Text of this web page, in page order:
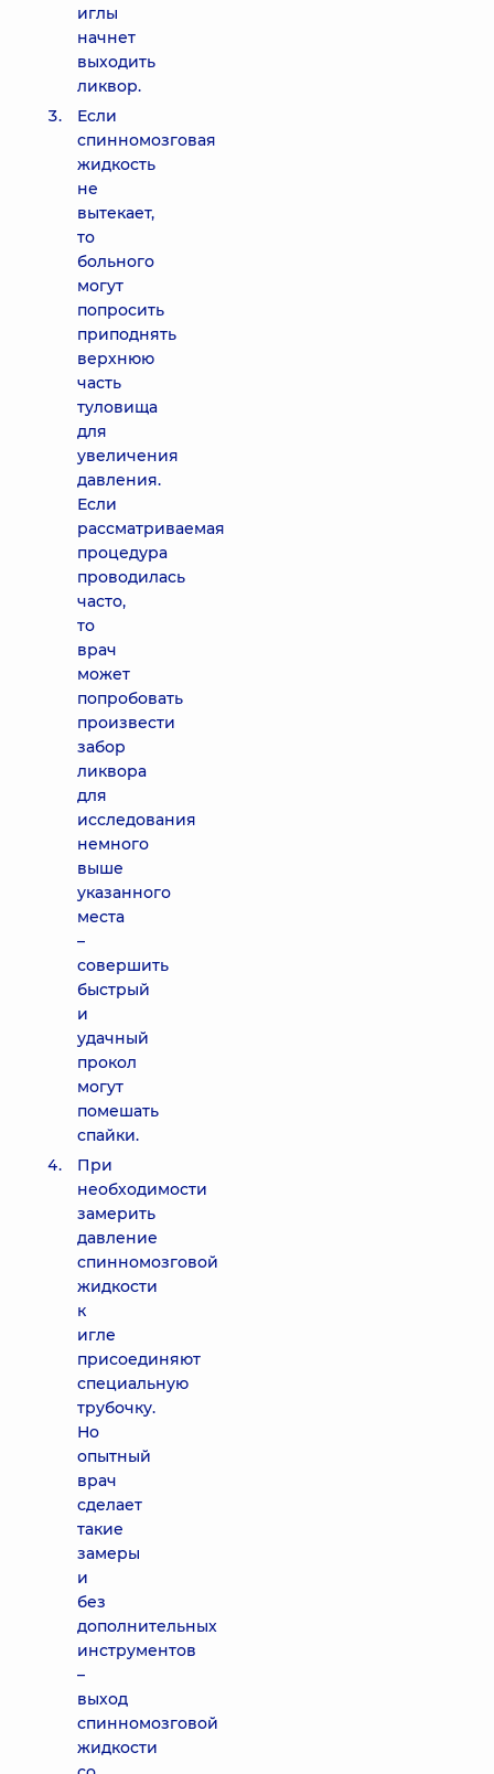
иглы
начнет
выходить
ликвор.
Если
спинномозговая
жидкость
не
вытекает,
то
больного
могут
попросить
приподнять
верхнюю
часть
туловища
для
увеличения
давления.
Если
рассматриваемая
процедура
проводилась
часто,
то
врач
может
попробовать
произвести
забор
ликвора
для
исследования
немного
выше
указанного
места
–
совершить
быстрый
и
удачный
прокол
могут
помешать
спайки.
При
необходимости
замерить
давление
спинномозговой
жидкости
к
игле
присоединяют
специальную
трубочку.
Но
опытный
врач
сделает
такие
замеры
и
без
дополнительных
инструментов
–
выход
спинномозговой
жидкости